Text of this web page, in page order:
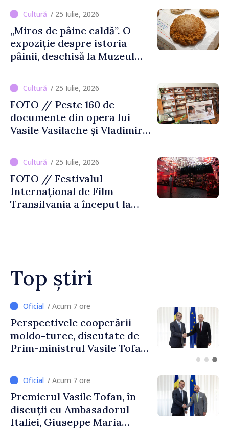
august
/ 25 Iulie, 2026
„Miros de pâine caldă”. O
expoziție despre istoria
pâinii, deschisă la Muzeul
Moldovei
/ 25 Iulie, 2026
FOTO // Peste 160 de
documente din opera lui
Vasile Vasilache și Vladimir
Biblioteca Națională
/ 25 Iulie, 2026
FOTO // Festivalul
Internațional de Film
Transilvania a început la
Top știri
/ Acum 4 ore
Forumul Diasporei //
Republica Moldova,
promovată în Elveția prin
exporturi
/ Acum 7 ore
Premierul Vasile Tofan, în
discuții cu Ambasadorul
Italiei, Giuseppe Maria